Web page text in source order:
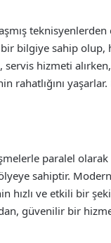
bilgiye sahip olup,
hizmeti
rahatlığını
paralel
sahiptir.
ve etkili bir
güvenilir bir